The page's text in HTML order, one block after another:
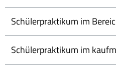
Schülerpraktikum im
Schülerpraktikum im